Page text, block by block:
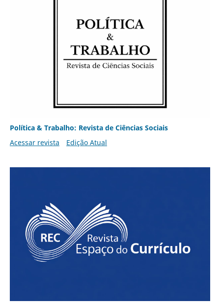
Política & Trabalho: Revista de Ciências Sociais
Acessar revista
Edição Atual